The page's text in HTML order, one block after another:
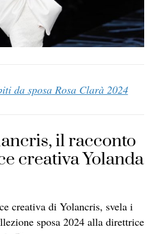
da sposa Rosa Clarà 2024
il racconto
creativa Yolanda
creativa di Yolancris, svela i
sposa 2024 alla direttrice